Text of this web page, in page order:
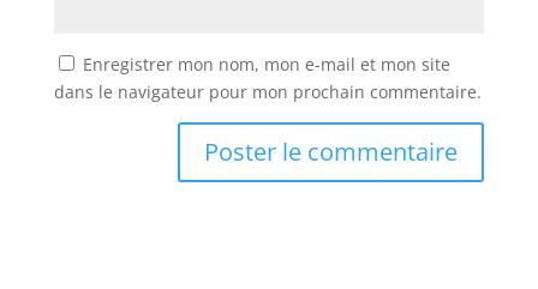
Enregistrer mon nom, mon e-mail et mon site
dans le navigateur pour mon prochain commentaire.